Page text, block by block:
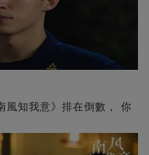
風知我意》排在倒數， 你